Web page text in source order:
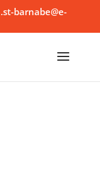
barnabe@e-